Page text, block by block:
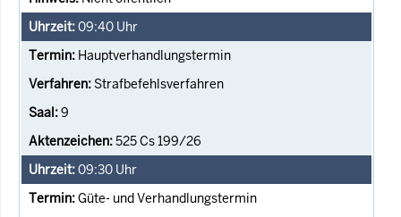
09:40 Uhr
Hauptverhandlungstermin
Strafbefehlsverfahren
9
525 Cs 199/26
09:30 Uhr
Güte- und Verhandlungstermin